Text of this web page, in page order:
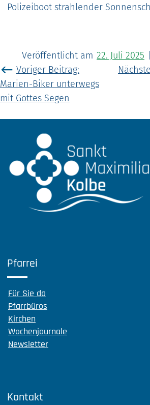
Polizeiboot strahlender
Veröffentlicht am 22. Juli 2025
Beitragsnavigation
Voriger Beitrag:
Marien-Biker unterwegs
mit Gottes Segen
Pfarrei
Für Sie da
Pfarrbüros
Kirchen
Wochenjournale
Newsletter
Kontakt